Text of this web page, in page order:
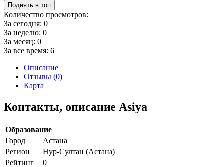
Поднять в топ
Количество просмотров:
За сегодня: 0
За неделю: 0
За месяц: 0
За все время: 6
Описание
Отзывы (0)
Карта
Контакты, описание Asiya
Образование
Город
Астана
Регион
Нур-Султан (Астана)
Рейтинг
0